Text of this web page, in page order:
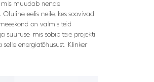
mis muudab nende
eelis neile, kes soovivad
on valmis teid
suuruse, mis sobib teie projekti
energiatõhusust. Klinker